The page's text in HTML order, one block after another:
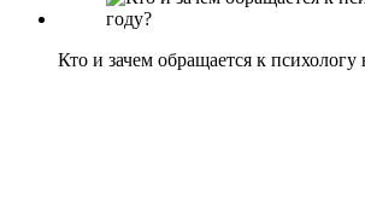
Кто и зачем обращается к психологу